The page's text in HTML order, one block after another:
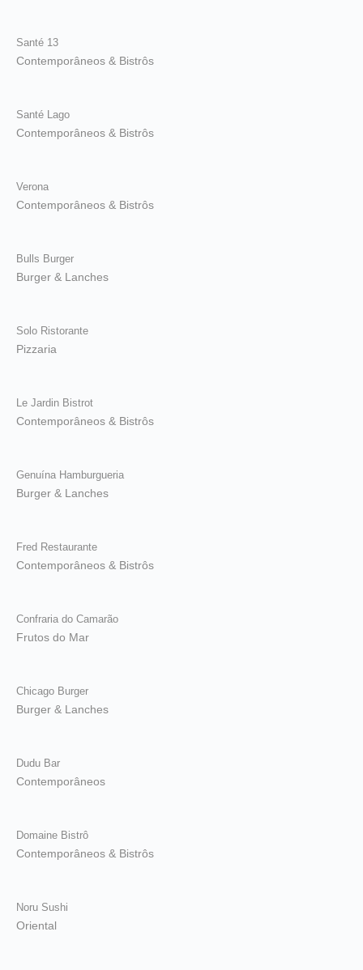
Santé 13
Contemporâneos & Bistrôs
Santé Lago
Contemporâneos & Bistrôs
Verona
Contemporâneos & Bistrôs
Bulls Burger
Burger & Lanches
Solo Ristorante
Pizzaria
Le Jardin Bistrot
Contemporâneos & Bistrôs
Genuína Hamburgueria
Burger & Lanches
Fred Restaurante
Contemporâneos & Bistrôs
Confraria do Camarão
Frutos do Mar
Chicago Burger
Burger & Lanches
Dudu Bar
Contemporâneos
Domaine Bistrô
Contemporâneos & Bistrôs
Noru Sushi
Oriental